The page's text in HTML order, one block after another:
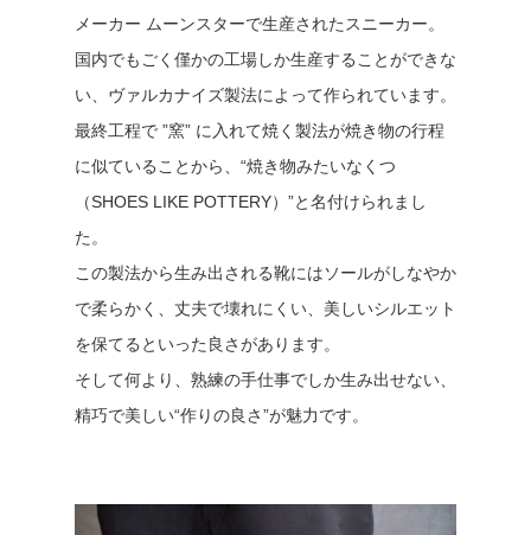
メーカー ムーンスターで生産されたスニーカー。
国内でもごく僅かの工場しか生産することができな
い、ヴァルカナイズ製法によって作られています。
最終工程で ”窯” に入れて焼く製法が焼き物の行程
に似ていることから、“焼き物みたいなくつ
（SHOES LIKE POTTERY）”と名付けられまし
た。
この製法から生み出される靴にはソールがしなやか
で柔らかく、丈夫で壊れにくい、美しいシルエット
を保てるといった良さがあります。
そして何より、熟練の手仕事でしか生み出せない、
精巧で美しい“作りの良さ”が魅力です。